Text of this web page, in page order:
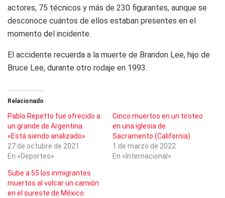
actores, 75 técnicos y más de 230 figurantes, aunque se
desconoce cuántos de ellos estaban presentes en el
momento del incidente.
El accidente recuerda a la muerte de Brandon Lee, hijo de
Bruce Lee, durante otro rodaje en 1993.
Relacionado
Pablo Repetto fue ofrecido a
un grande de Argentina:
«Está siendo analizado»
27 de octubre de 2021
En «Deportes»
Cinco muertos en un tiroteo
en una iglesia de
Sacramento (California)
1 de marzo de 2022
En «Internacional»
Sube a 55 los inmigrantes
muertos al volcar un camión
en el sureste de México